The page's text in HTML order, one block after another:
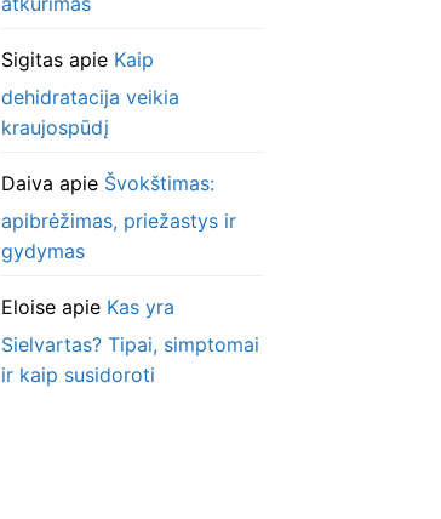
Sigitasapie Kaip
dehidratacija veikia
kraujospūdį
Daiva apie Švokštimas:
apibrėžimas, priežastys ir
gydymas
Eloiseapie Kas yra
Sielvartas? Tipai, simptomai
ir kaip susidoroti